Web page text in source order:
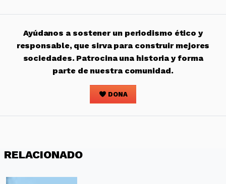
Ayúdanos a sostener un periodismo ético y
responsable, que sirva para construir mejores
sociedades. Patrocina una historia y forma
parte de nuestra comunidad.
DONA
RELACIONADO